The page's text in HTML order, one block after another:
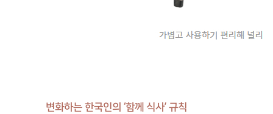
변화하는 한국인의 ‘함께 식사’ 규칙